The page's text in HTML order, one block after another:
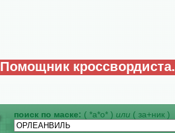
Помощник кроссвордиста.
поиск по маске: ( *а*о* ) или ( за+ник )